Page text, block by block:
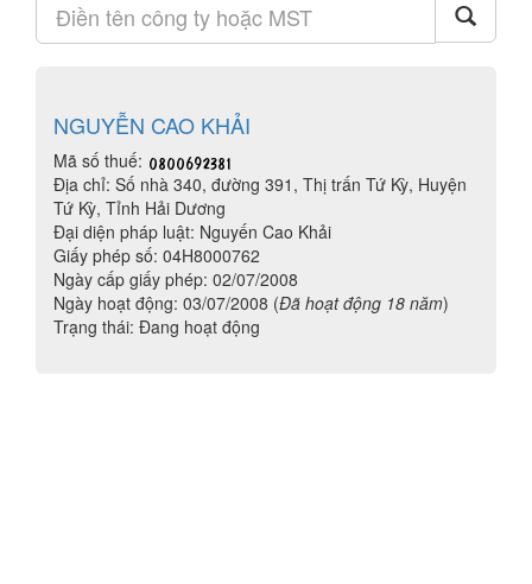
NGUYỄN CAO KHẢI
Mã số thuế:
Địa chỉ: Số nhà 340, đường 391, Thị trấn Tứ Kỳ, Huyện
Tứ Kỳ, Tỉnh Hải Dương
Đại diện pháp luật: Nguyến Cao Khải
Giấy phép số: 04H8000762
Ngày cấp giấy phép: 02/07/2008
Ngày hoạt động: 03/07/2008 (Đã hoạt động 18 năm)
Trạng thái: Đang hoạt động